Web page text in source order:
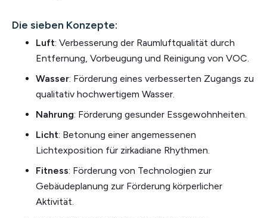
Die sieben Konzepte:
Luft: Verbesserung der Raumluftqualität durch
Entfernung, Vorbeugung und Reinigung von VOC.
Wasser: Förderung eines verbesserten Zugangs zu
qualitativ hochwertigem Wasser.
Nahrung: Förderung gesunder Essgewohnheiten.
Licht: Betonung einer angemessenen
Lichtexposition für zirkadiane Rhythmen.
Fitness: Förderung von Technologien zur
Gebäudeplanung zur Förderung körperlicher
Aktivität.